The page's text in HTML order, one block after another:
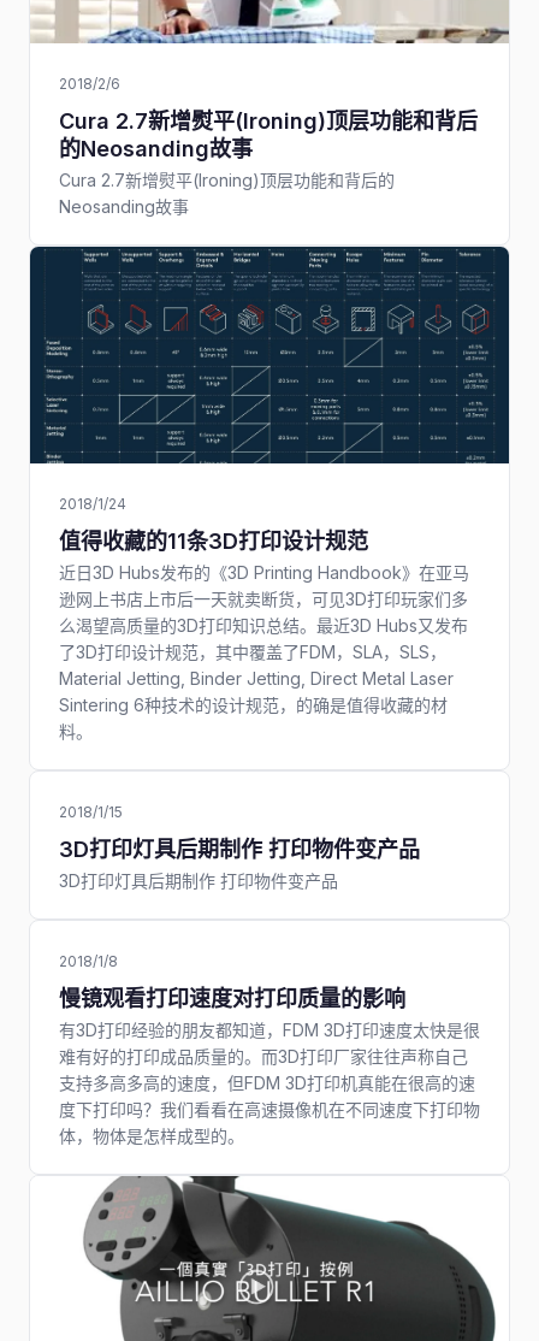
2018/2/6
Cura 2.7新增熨平(Ironing)顶层功能和背后
的Neosanding故事
Cura 2.7新增熨平(Ironing)顶层功能和背后的
Neosanding故事
2018/1/24
值得收藏的11条3D打印设计规范
近日3D Hubs发布的《3D Printing Handbook》在亚马
逊网上书店上市后一天就卖断货，可见3D打印玩家们多
么渴望高质量的3D打印知识总结。最近3D Hubs又发布
了3D打印设计规范，其中覆盖了FDM，SLA，SLS，
Material Jetting, Binder Jetting, Direct Metal Laser
Sintering 6种技术的设计规范，的确是值得收藏的材
料。
2018/1/15
3D打印灯具后期制作 打印物件变产品
3D打印灯具后期制作 打印物件变产品
2018/1/8
慢镜观看打印速度对打印质量的影响
有3D打印经验的朋友都知道，FDM 3D打印速度太快是很
难有好的打印成品质量的。而3D打印厂家往往声称自己
支持多高多高的速度，但FDM 3D打印机真能在很高的速
度下打印吗？我们看看在高速摄像机在不同速度下打印物
体，物体是怎样成型的。